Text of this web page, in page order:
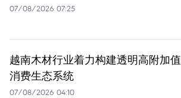
07/08/2026 07:25
越南木材行业着力构建透明高附加值
消费生态系统
07/08/2026 04:10